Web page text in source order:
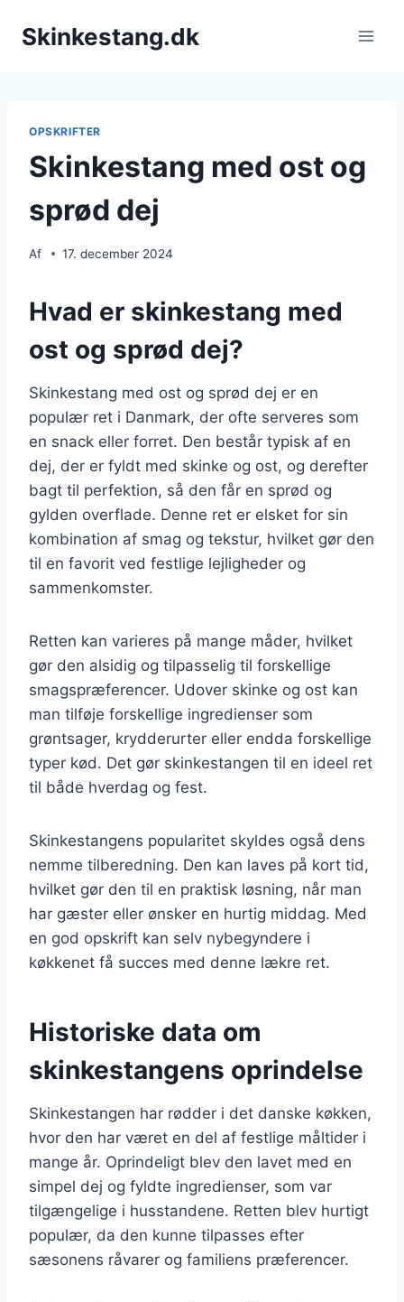
Skinkestang.dk
OPSKRIFTER
Skinkestang med ost og
sprød dej
Af 17. december 2024
Hvad er skinkestang med
ost og sprød dej?
Skinkestang med ost og sprød dej er en
populær ret i Danmark, der ofte serveres som
en snack eller forret. Den består typisk af en
dej, der er fyldt med skinke og ost, og derefter
bagt til perfektion, så den får en sprød og
gylden overflade. Denne ret er elsket for sin
kombination af smag og tekstur, hvilket gør den
til en favorit ved festlige lejligheder og
sammenkomster.
Retten kan varieres på mange måder, hvilket
gør den alsidig og tilpasselig til forskellige
smagspræferencer. Udover skinke og ost kan
man tilføje forskellige ingredienser som
grøntsager, krydderurter eller endda forskellige
typer kød. Det gør skinkestangen til en ideel ret
til både hverdag og fest.
Skinkestangens popularitet skyldes også dens
nemme tilberedning. Den kan laves på kort tid,
hvilket gør den til en praktisk løsning, når man
har gæster eller ønsker en hurtig middag. Med
en god opskrift kan selv nybegyndere i
køkkenet få succes med denne lækre ret.
Historiske data om
skinkestangens oprindelse
Skinkestangen har rødder i det danske køkken,
hvor den har været en del af festlige måltider i
mange år. Oprindeligt blev den lavet med en
simpel dej og fyldte ingredienser, som var
tilgængelige i husstandene. Retten blev hurtigt
populær, da den kunne tilpasses efter
sæsonens råvarer og familiens præferencer.